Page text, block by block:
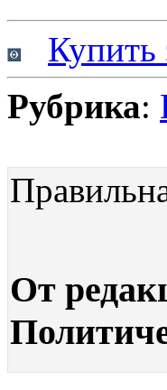
Купить
Рубрика:
От